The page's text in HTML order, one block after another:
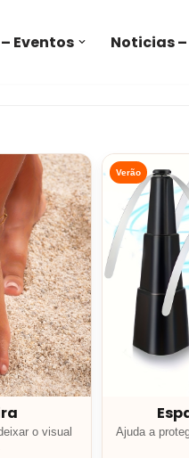
Eventos Noticias –
o visual
Verão
Ajuda a